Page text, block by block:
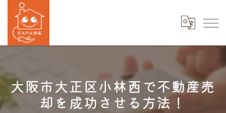
大阪市大正区小林西で不動産売
却を成功させる方法！